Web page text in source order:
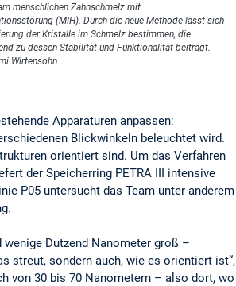
menschlichen Zahnschmelz mit
(MIH). Durch die neue Methode lässt sich
der Kristalle im Schmelz bestimmen, die
zu dessen Stabilität und Funktionalität beiträgt.
Wirtensohn
Apparaturen anpassen:
Blickwinkeln beleuchtet wird.
orientiert sind. Um das Verfahren
der Speicherring PETRA III intensive
P05 untersucht das Team unter anderem
Dutzend Nanometer groß –
streut, sondern auch, wie es orientiert ist“,
von 30 bis 70 Nanometern – also dort, wo